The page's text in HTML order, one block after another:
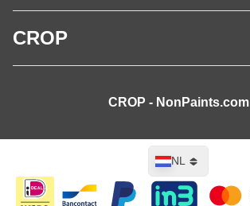
CROP
CROP - NonPaints.com
Taal
NL